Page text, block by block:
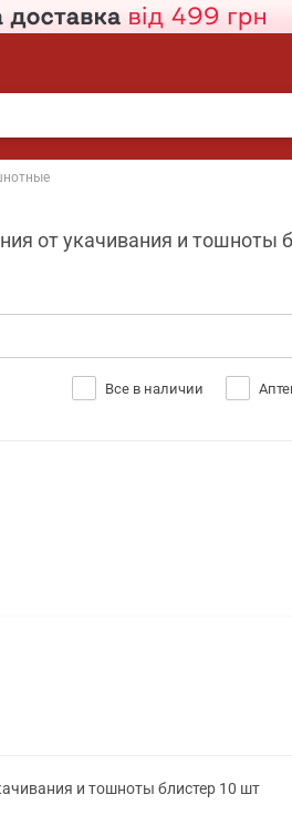
от укачивания и тошноты
Все в наличии
и тошноты блистер 10 шт